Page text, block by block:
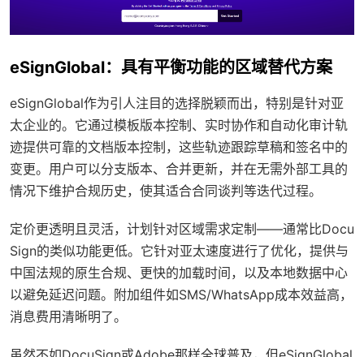
eSignGlobal：具有平衡功能的区域替代方案
eSignGlobal作为引人注目的选择脱颖而出，特别是针对亚
太企业的。它通过模板版本控制、实时协作和自动化审计轨
迹提供可靠的文档版本控制，这些轨迹跟踪草稿和签名中的
变更。用户可以分支版本、合并更新，并在无需外部工具的
情况下维护合规历史，使其适合合同谈判等迭代过程。
定价更透明且灵活，计划针对区域需求定制——通常比Docu
Sign的类似功能更低。它针对亚太速度进行了优化，提供与
中国法规的原生合规、更快的加载时间，以及本地数据中心
以避免延迟问题。附加组件如SMS/WhatsApp成本效益高，
消息费用清晰明了。